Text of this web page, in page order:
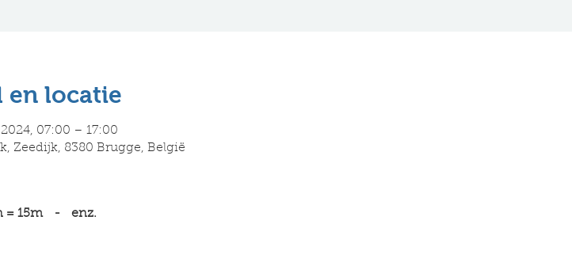
en locatie
07:00 – 17:00
Zeedijk, 8380 Brugge, België
15m   -   enz.